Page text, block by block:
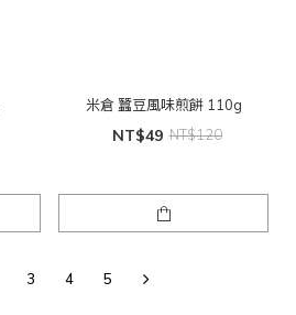
米倉 蠶豆風味煎餅 110g
NT$49 NT$120
3 4 5